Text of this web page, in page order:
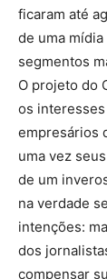
ficaram até
de uma
segmentos
O projeto do
os
empresários
uma vez
de um
na verdade
intenções:
dos
compensar